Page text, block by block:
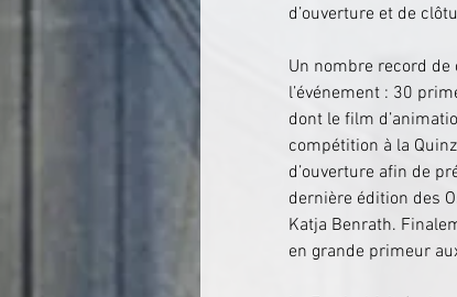
d’ouverture et de
Un nombre record
l’événement : 30
dont le film
compétition à la
d’ouverture afin de
dernière édition des
Katja Benrath.
en grande primeur